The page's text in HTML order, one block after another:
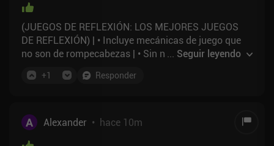
(JUEGOS DE REFLEXIÓN: LOS MEJORES JUEGOS
DE REFLEXIÓN) | • Incluye mecánicas de juego que
no son de rompecabezas | • Sin narrativa o con una
destreza | • Algunos elementos de azar | • Basados en
... Seguir leyendo
+1 Responder
A Alexander • hace 10m